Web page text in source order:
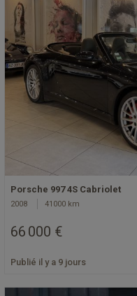
Porsche 997 4S Cabriolet
2008 41000 km
66 000 €
Publié il y a 9 jours